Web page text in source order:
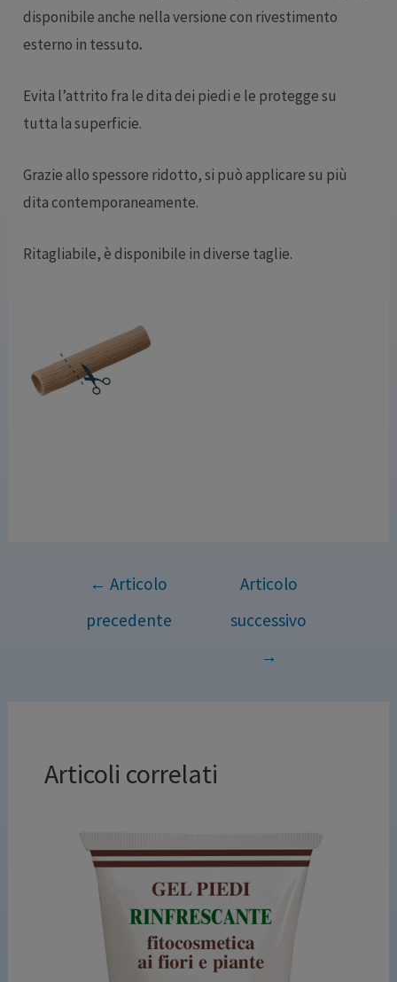
disponibile anche nella versione con rivestimento
esterno in tessuto.
Evita l’attrito fra le dita dei piedi e le protegge su
tutta la superficie.
Grazie allo spessore ridotto, si può applicare su più
dita contemporaneamente.
Ritagliabile, è disponibile in diverse taglie.
← Articolo
precedente
Articolo
successivo
→
Articoli correlati